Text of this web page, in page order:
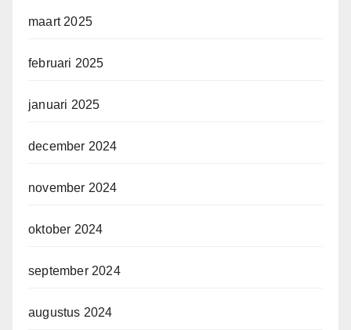
maart 2025
februari 2025
januari 2025
december 2024
november 2024
oktober 2024
september 2024
augustus 2024